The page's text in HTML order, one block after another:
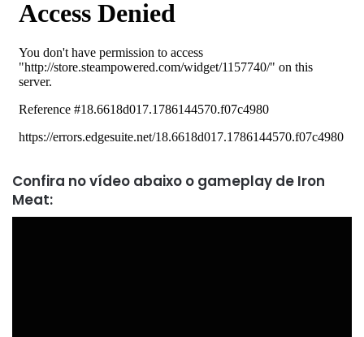
Confira no vídeo abaixo o gameplay de Iron
Meat: